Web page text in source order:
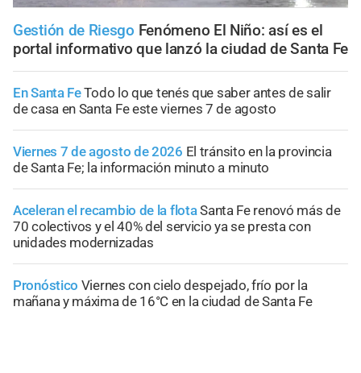
Gestión de Riesgo Fenómeno El Niño: así es el
portal informativo que lanzó la ciudad de Santa Fe
En Santa FeTodo lo que tenés que saber antes de salir
de casa en Santa Fe este viernes 7 de agosto
Viernes 7 de agosto de 2026 El tránsito en la provincia
de Santa Fe; la información minuto a minuto
Aceleran el recambio de la flotaSanta Fe renovó más de
70 colectivos y el 40% del servicio ya se presta con
unidades modernizadas
Pronóstico Viernes con cielo despejado, frío por la
mañana y máxima de 16°C en la ciudad de Santa Fe